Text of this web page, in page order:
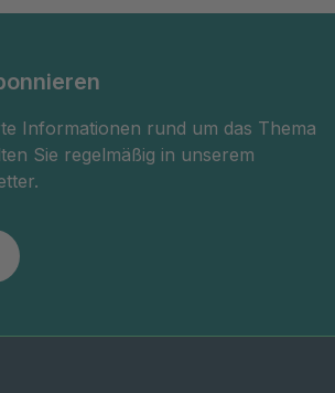
Informationen rund um das Thema
Sie regelmäßig in unserem